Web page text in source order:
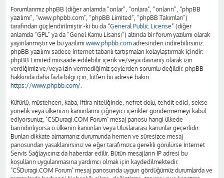
Forumlarımız phpBB (diğer anlamda “onlar”, “onlara”, “onların”, “phpBB
yazılımı”, “www.phpbb.com”, “phpBB Limited”, “phpBB Takımları”)
tarafından güçlendirilmiştir -ki bu da “General Public License” (diğer
anlamda “GPL” ya da “Genel Kamu Lisansı”) altında bir forum yazılımı olarak
yayınlanmıştır ve bu yazılımı www.phpbb.com adresinden indirebilirsiniz.
phpBB yazılımı sadece internet tabanlı tartışmaları kolaylaştırmak içindir;
phpBB Limited müsaade edilebilir içerik ve/veya davranış olarak izin
verdiğimiz ve/veya izin vermediğimiz şeylerden sorumlu değildir. phpBB
hakkında daha fazla bilgi için, lütfen bu adrese bakın:
https://www.phpbb.com/.
Küfürlü, müstehcen, kaba, iftira niteliğinde, nefret dolu, tehdit edici, sekse
yönelik veya ülkenizin kanunlarını çiğneyici içerikler göndermemeyi kabul
ediyorsunuz, "CSDuragi.COM Forum" mesaj panosu hangi ülkede
barındırılıyorsa o ülkenin kanunları veya Uluslararası kanunlar geçerlidir.
Bunları dikkate almamanız durumunda hemen ve süresizce mesaj
panosundan yasaklanırsınız ve eğer tarafımızca gerekli görülürse İnternet
Servis Sağlayıcınız da haberdar edilir. Bütün mesajların IP adresi bu
koşulların uygulanmasına yardımcı olmak için kaydedilmektedir.
"CSDuragi.COM Forum" mesaj panosunda uygun gördüğümüz durumlarda ve